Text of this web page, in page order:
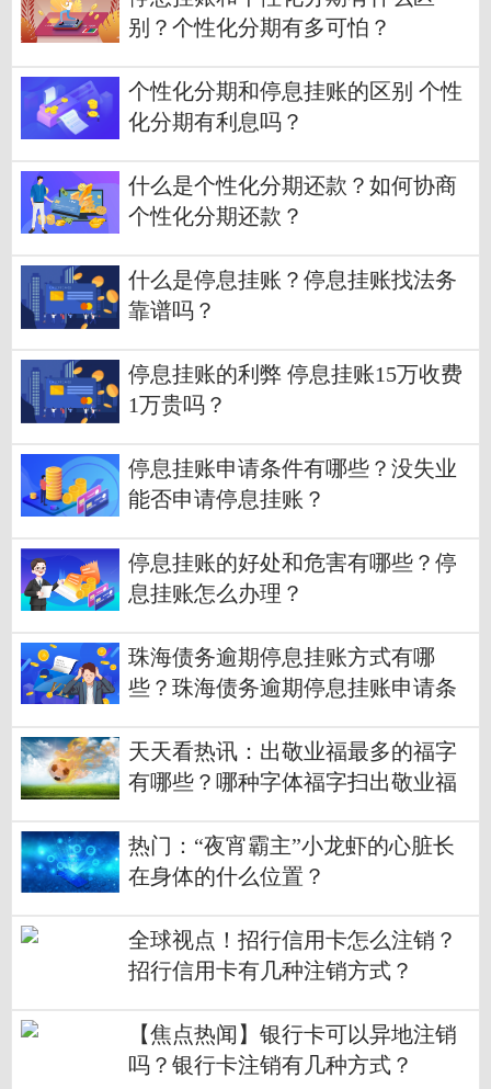
别？个性化分期有多可怕？
个性化分期和停息挂账的区别 个性
化分期有利息吗？
什么是个性化分期还款？如何协商
个性化分期还款？
什么是停息挂账？停息挂账找法务
靠谱吗？
停息挂账的利弊 停息挂账15万收费
1万贵吗？
停息挂账申请条件有哪些？没失业
能否申请停息挂账？
停息挂账的好处和危害有哪些？停
息挂账怎么办理？
珠海债务逾期停息挂账方式有哪
些？珠海债务逾期停息挂账申请条
天天看热讯：出敬业福最多的福字
有哪些？哪种字体福字扫出敬业福
热门：“夜宵霸主”小龙虾的心脏长
在身体的什么位置？
全球视点！招行信用卡怎么注销？
招行信用卡有几种注销方式？
【焦点热闻】银行卡可以异地注销
吗？银行卡注销有几种方式？